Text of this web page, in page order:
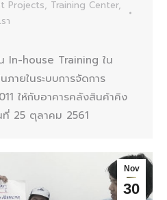
Projects, Training Center,
า
In-house Training ใน
ภายในระบบการจัดการ
ให้กับอาคารคลังสินค้าคิง
ที่ 25 ตุลาคม 2561
Nov
30